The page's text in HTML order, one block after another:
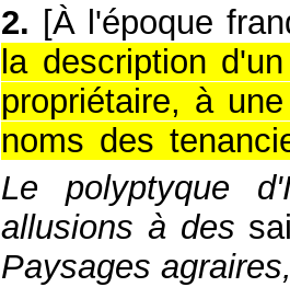
2. [À l'époque
la description
propriétaire, à
noms des
Le polyptyque
allusions à des
Paysages